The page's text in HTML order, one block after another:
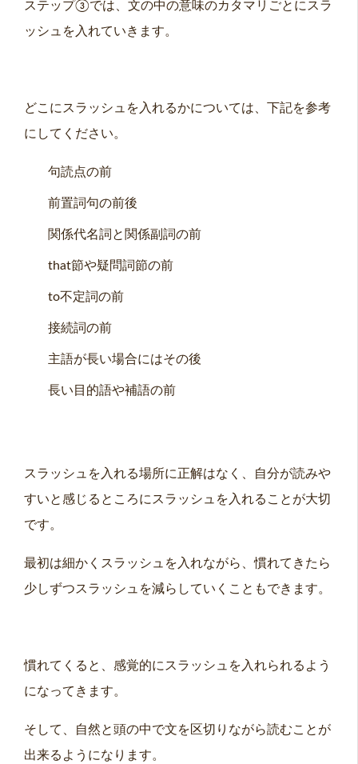
ステップ③では、文の中の意味のカタマリごとにスラ
ッシュを入れていきます。
どこにスラッシュを入れるかについては、下記を参考
にしてください。
句読点の前
前置詞句の前後
関係代名詞と関係副詞の前
that節や疑問詞節の前
to不定詞の前
接続詞の前
主語が長い場合にはその後
長い目的語や補語の前
スラッシュを入れる場所に正解はなく、自分が読みや
すいと感じるところにスラッシュを入れることが大切
です。
最初は細かくスラッシュを入れながら、慣れてきたら
少しずつスラッシュを減らしていくこともできます。
慣れてくると、感覚的にスラッシュを入れられるよう
になってきます。
そして、自然と頭の中で文を区切りながら読むことが
出来るようになります。